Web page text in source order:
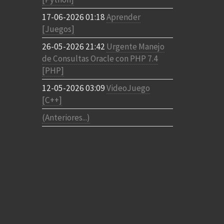
17-06-2026 01:18Aprender
[Juegos]
26-05-2026 21:42 Urgente Manejo
de Consultas Oracle con PHP 7.4
[PHP]
12-05-2026 03:09VideoJuego
[C++]
(Anteriores...)